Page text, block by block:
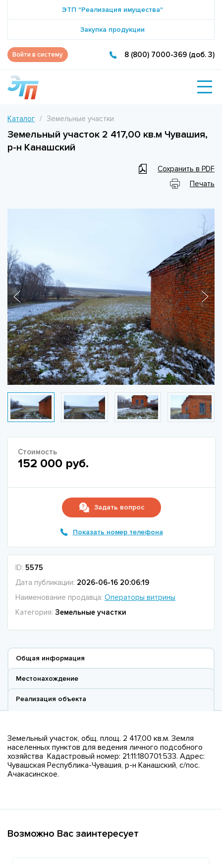
ЭТП "Реализация имущества"
Закупка продукции
Войти в систему 8 (800) 7000-369 (доб. 3)
Каталог Земельные участки
Земельный участок 2 417,00 кв.м Чувашия,
р-н Канашский
Сохранить в PDF
Печать
Стоимость
152 000 руб.
Задать вопрос
Показать номер телефона
ID: 5575
Дата публикации: 2026-06-16 20:06:19
Наименование продавца: Операторы витрины
Категория: Земельные участки
Общая информация
Местонахождение
Реализация объекта
Земельный участок, общ. площ. 2 417,00 кв.м. Земля
населенных пунктов для ведения личного подсобного
хозяйства Кадастровый номер: 21:11:180701:533. Адрес:
Чувашская Республика-Чувашия, р-н Канашский, с/пос.
Ачакасинское.
Возможно Вас заинтересует